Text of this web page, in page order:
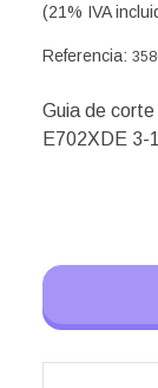
(21% IVA
Referencia:
Guia de
E702XDE 3-